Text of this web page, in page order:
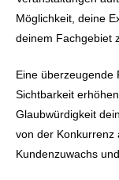
Möglichkeit, deine
deinem Fachgebiet
Eine überzeugende
Sichtbarkeit
Glaubwürdigkeit
von der Konkurrenz
Kundenzuwachs